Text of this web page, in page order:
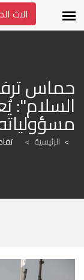
البث
الرئيسية >